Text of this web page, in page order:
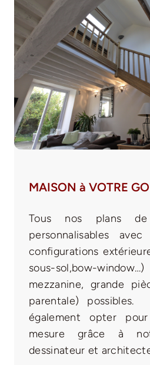
MAISON à VOTRE
Tous nos plans
personnalisables
configurations
sous-sol,bow-
mezzanine, grande
parentale)
également opter
mesure grâce à
dessinateur et